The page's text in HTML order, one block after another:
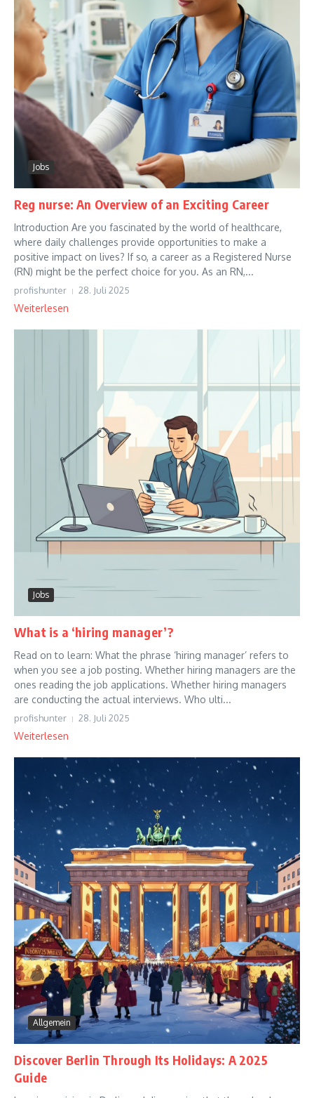
Jobs
Reg nurse: An Overview of an Exciting Career
Introduction Are you fascinated by the world of healthcare,
where daily challenges provide opportunities to make a
positive impact on lives? If so, a career as a Registered Nurse
(RN) might be the perfect choice for you. As an RN,...
profishunter 28. Juli 2025
Weiterlesen
Jobs
What is a ‘hiring manager’?
Read on to learn: What the phrase ‘hiring manager’ refers to
when you see a job posting. Whether hiring managers are the
ones reading the job applications. Whether hiring managers
are conducting the actual interviews. Who ulti...
profishunter 28. Juli 2025
Weiterlesen
Allgemein
Discover Berlin Through Its Holidays: A 2025
Guide